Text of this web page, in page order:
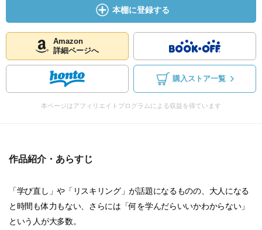
本棚に登録する
Amazon
詳細ページへ
購入ストア一覧
本ページはアフィリエイトプログラムによる収益を得ています
作品紹介・あらすじ
「学び直し」や「リスキリング」が話題になるものの、大人になる
と時間も体力もない、さらには「何を学んだらいいかわからない」
という人が大多数。